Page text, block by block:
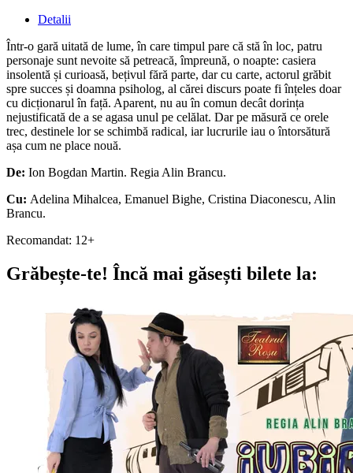
Detalii
Într-o gară uitată de lume, în care timpul pare că stă în loc, patru
personaje sunt nevoite să petreacă, împreună, o noapte: casiera
insolentă și curioasă, bețivul fără parte, dar cu carte, actorul grăbit
spre succes și doamna psiholog, al cărei discurs poate fi înțeles doar
cu dicționarul în față. Aparent, nu au în comun decât dorința
nejustificată de a se agasa unul pe celălat. Dar pe măsură ce orele
trec, destinele lor se schimbă radical, iar lucrurile iau o întorsătură
așa cum ne place nouă.
De: Ion Bogdan Martin. Regia Alin Brancu.
Cu: Adelina Mihalcea, Emanuel Bighe, Cristina Diaconescu, Alin
Brancu.
Recomandat: 12+
Grăbește-te! Încă mai găsești bilete la: